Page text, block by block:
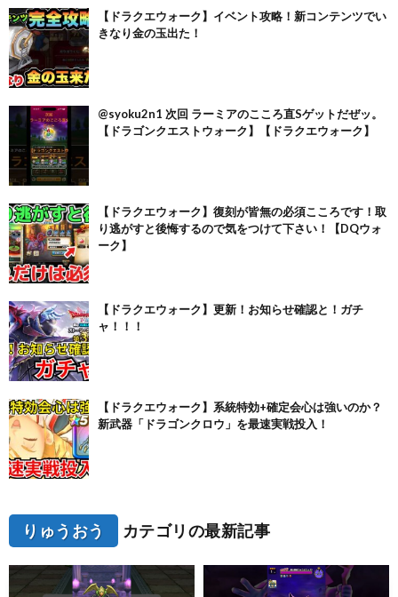
【ドラクエウォーク】イベント攻略！新コンテンツでい
きなり金の玉出た！
@syoku2n1 次回 ラーミアのこころ直Sゲットだぜッ。
【ドラゴンクエストウォーク】【ドラクエウォーク】
【ドラクエウォーク】復刻が皆無の必須こころです！取
り逃がすと後悔するので気をつけて下さい！【DQウォ
ーク】
【ドラクエウォーク】更新！お知らせ確認と！ガチ
ャ！！！
【ドラクエウォーク】系統特効+確定会心は強いのか？
新武器「ドラゴンクロウ」を最速実戦投入！
りゅうおう カテゴリの最新記事